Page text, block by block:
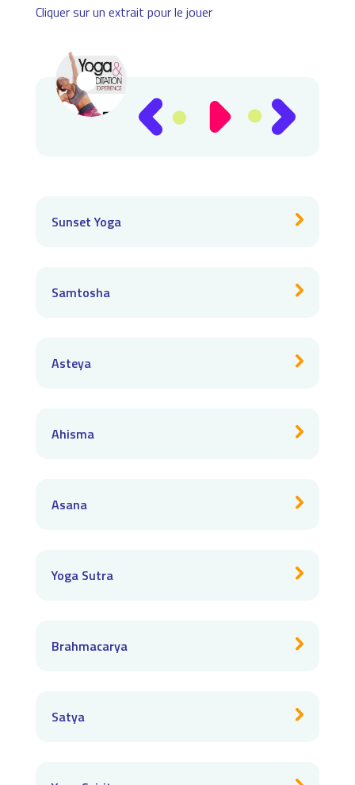
Cliquer sur un extrait pour le jouer
Sunset Yoga
Samtosha
Asteya
Ahisma
Asana
Yoga Sutra
Brahmacarya
Satya